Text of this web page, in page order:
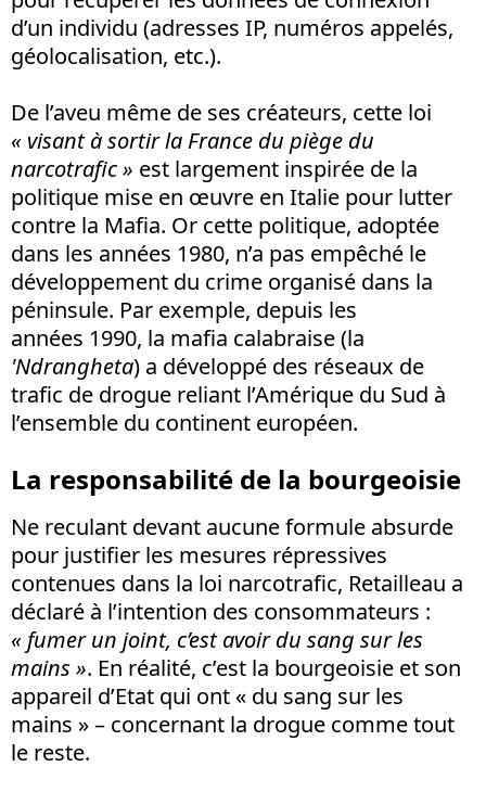
d’un individu (adresses IP, numéros appelés,
géolocalisation, etc.).
De l’aveu même de ses créateurs, cette loi
« visant à sortir la France du piège du
narcotrafic » est largement inspirée de la
politique mise en œuvre en Italie pour lutter
contre la Mafia. Or cette politique, adoptée
dans les années 1980, n’a pas empêché le
développement du crime organisé dans la
péninsule. Par exemple, depuis les
années 1990, la mafia calabraise (la
'Ndrangheta) a développé des réseaux de
trafic de drogue reliant l’Amérique du Sud à
l’ensemble du continent européen.
La responsabilité de la bourgeoisie
Ne reculant devant aucune formule absurde
pour justifier les mesures répressives
contenues dans la loi narcotrafic, Retailleau a
déclaré à l’intention des consommateurs :
« fumer un joint, c’est avoir du sang sur les
mains ». En réalité, c’est la bourgeoisie et son
appareil d’Etat qui ont « du sang sur les
mains » – concernant la drogue comme tout
le reste.